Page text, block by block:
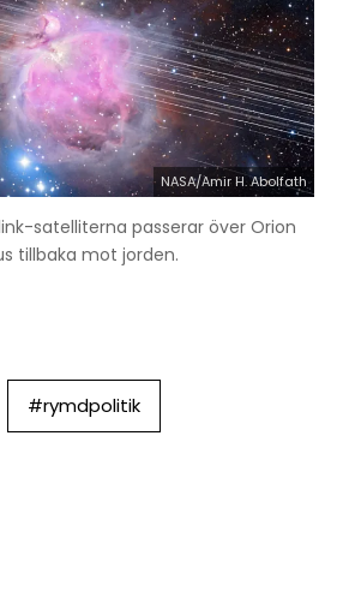
NASA/Amir H. Abolfath
satelliterna passerar över Orion
tillbaka mot jorden.
#rymdpolitik